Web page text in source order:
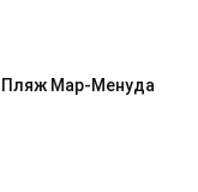
Пляж Мар-Менуда